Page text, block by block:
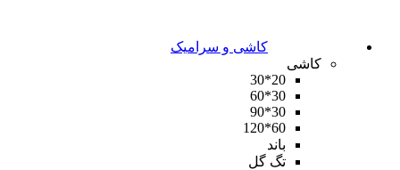
کاشی و سرامیک
کاشی
20*30
30*60
30*90
60*120
باند
تگ گل